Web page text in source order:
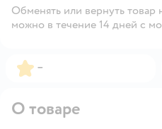
Обменять или вернуть товар
можно в течение 14 дней с
Рейтинг:
–
О товаре